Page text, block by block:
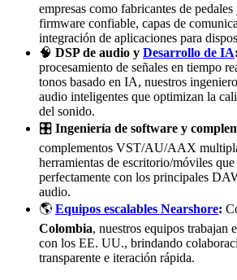
empresas como fabricantes de
firmware confiable, capas de
integración de aplicaciones para
🧠 DSP de audio y Desarrollo de IA:
procesamiento de señales en tiempo
tonos basado en IA, nuestros
audio inteligentes que optimizan la
del sonido.
🎛️ Ingeniería de software y
complementos VST/AU/AAX
herramientas de escritorio/móviles que
perfectamente con los principales
audio.
🌎 Equipos escalables Nearshore:
Colombia, nuestros equipos trabajan
con los EE. UU., brindando
transparente e iteración rápida.